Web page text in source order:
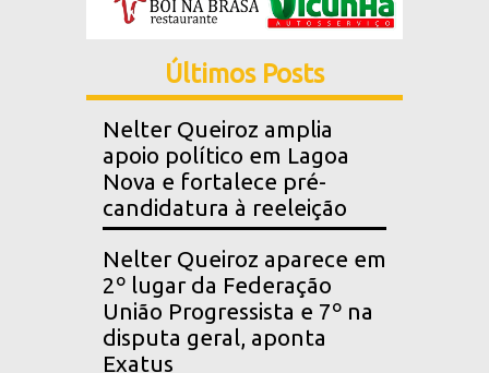
Últimos Posts
Nelter Queiroz amplia
apoio político em Lagoa
Nova e fortalece pré-
candidatura à reeleição
Nelter Queiroz aparece em
2º lugar da Federação
União Progressista e 7º na
disputa geral, aponta
Exatus